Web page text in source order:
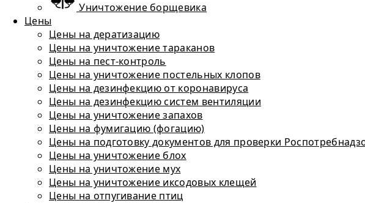
Уничтожение борщевика
Цены
Цены на дератизацию
Цены на уничтожение тараканов
Цены на пест-контроль
Цены на уничтожение постельных клопов
Цены на дезинфекцию от коронавируса
Цены на дезинфекцию систем вентиляции
Цены на уничтожение запахов
Цены на фумигацию (фогацию)
Цены на подготовку документов для проверки
Цены на уничтожение блох
Цены на уничтожение мух
Цены на уничтожение иксодовых клещей
Цены на отпугивание птиц